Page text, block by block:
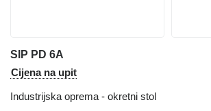
SIP PD 6A
Cijena na upit
Industrijska oprema - okretni stol